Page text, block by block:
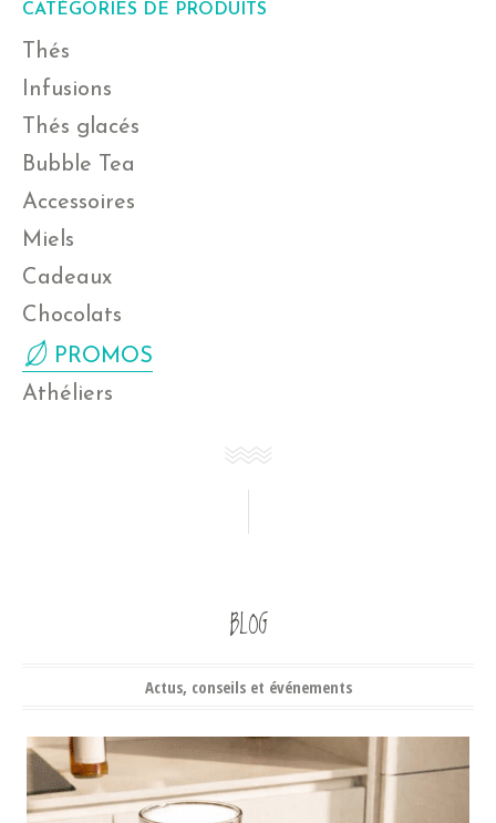
CATÉGORIES DE PRODUITS
Thés
Infusions
Thés glacés
Bubble Tea
Accessoires
Miels
Cadeaux
Chocolats
PROMOS
Athéliers
BLOG
Actus, conseils et événements